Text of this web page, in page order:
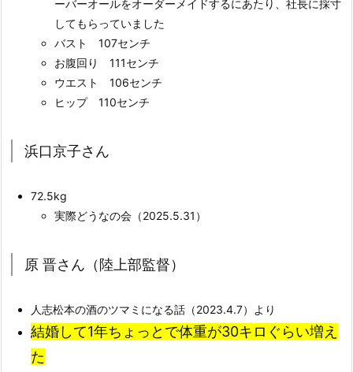
ーバーオールをオーダーメイドするにあたり、社長に採寸
してもらっていました
バスト 107センチ
お腹回り 111センチ
ウエスト 106センチ
ヒップ 110センチ
浜口京子さん
72.5kg
実際どうなの会（2025.5.31）
原 晋さん（陸上部監督）
人志松本の酒のツマミになる話（2023.4.7）より
結婚して1年ちょっとで体重が30キロぐらい増え
た